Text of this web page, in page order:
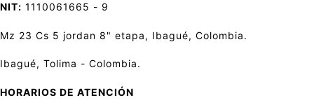
NIT: 1110061665 - 9
Mz 23 Cs 5 jordan 8" etapa, Ibagué, Colombia.
Ibagué, Tolima - Colombia.
HORARIOS DE ATENCIÓN